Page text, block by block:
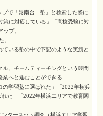
プで「港南台 塾」と検索した際に
策に対応している」「高校受験に対
ップ。
。
いる塾の中で下記のような実績と
ル。チームティーチングという時間
業へと進むことができる
の学習塾に選ばれた」「2022年横浜
た」「2022年横浜エリアで教育関
ターネット調査（横浜エリア学習